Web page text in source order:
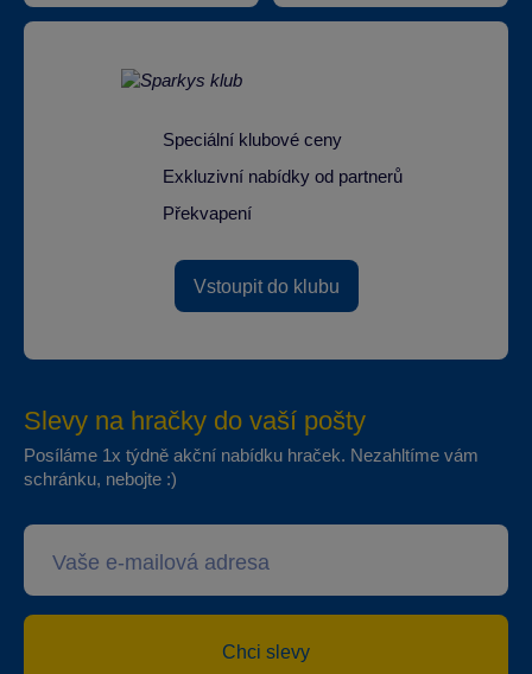
Speciální klubové ceny
Exkluzivní nabídky od partnerů
Překvapení
Vstoupit do klubu
Slevy na hračky do vaší pošty
Posíláme 1x týdně akční nabídku hraček. Nezahltíme vám
schránku, nebojte :)
Chci slevy